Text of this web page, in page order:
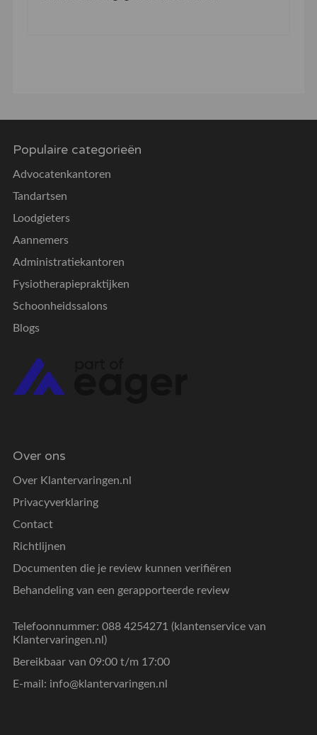
Populaire categorieën
Advocatenkantoren
Tandartsen
Loodgieters
Aannemers
Administratiekantoren
Fysiotherapiepraktijken
Schoonheidssalons
Blogs
Over ons
Over Klantervaringen.nl
Privacyverklaring
Contact
Richtlijnen
Documenten die je review kunnen verifiëren
Behandeling van een gerapporteerde review
Telefoonnummer: 088 4254271 (klantenservice van
Klantervaringen.nl)
Bereikbaar van 09:00 t/m 17:00
E-mail: info@klantervaringen.nl